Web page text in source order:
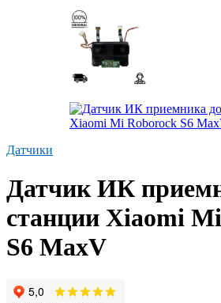
Датчики
Датчик ИК
станции Xiaomi
S6 MaxV